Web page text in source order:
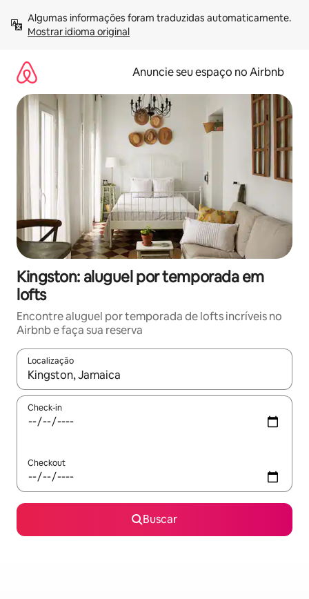
para
Mostrar idioma original
Anuncie seu espaço no Airbnb
Kingston: aluguel por temporada em
lofts
Encontre aluguel por temporada de lofts incríveis no
Airbnb e faça sua reserva
Localização
Quando os resultados estiverem disponíveis, explore-os
Check-in
Checkout
Buscar